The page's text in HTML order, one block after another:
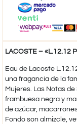
LACOSTE – «L.12.12
Eau de Lacoste
una fragancia de la
Mujeres. Las Notas
frambuesa negra y
de azúcar,
Fondo son almizcle,